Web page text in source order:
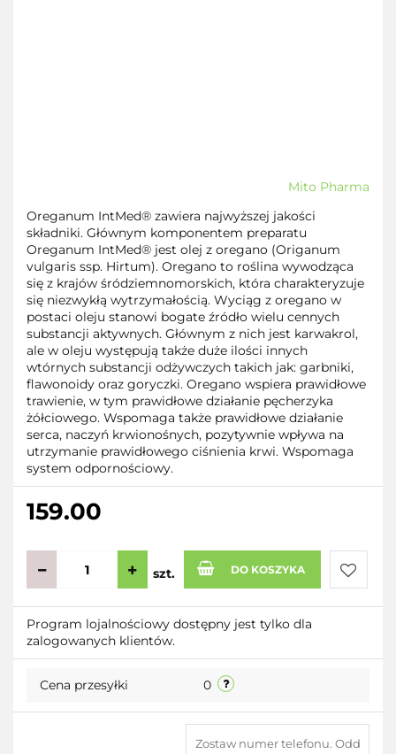
Mito Pharma
Oreganum IntMed® zawiera najwyższej jakości
składniki. Głównym komponentem preparatu
Oreganum IntMed® jest olej z oregano (Origanum
vulgaris ssp. Hirtum). Oregano to roślina wywodząca
się z krajów śródziemnomorskich, która charakteryzuje
się niezwykłą wytrzymałością. Wyciąg z oregano w
postaci oleju stanowi bogate źródło wielu cennych
substancji aktywnych. Głównym z nich jest karwakrol,
ale w oleju występują także duże ilości innych
wtórnych substancji odżywczych takich jak: garbniki,
flawonoidy oraz goryczki. Oregano wspiera prawidłowe
trawienie, w tym prawidłowe działanie pęcherzyka
żółciowego. Wspomaga także prawidłowe działanie
serca, naczyń krwionośnych, pozytywnie wpływa na
utrzymanie prawidłowego ciśnienia krwi. Wspomaga
system odpornościowy.
159.00
szt. DO KOSZYKA
Do
Program lojalnościowy dostępny jest tylko dla
zalogowanych klientów.
Cena przesyłki 0